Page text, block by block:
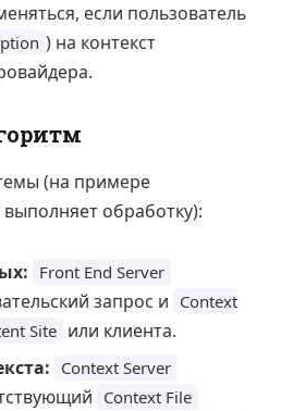
если пользователь
) на контекст
(на примере
выполняет обработку):
Front End Server
запрос и Context
Site или клиента.
Context Server
Context File